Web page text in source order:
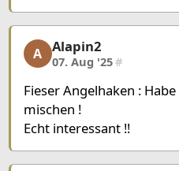
Alapin2, 6/23, 07. Aug
A Alapin2
07. Aug '25#
Fieser Angelhaken :
mischen !
Echt interessant !!